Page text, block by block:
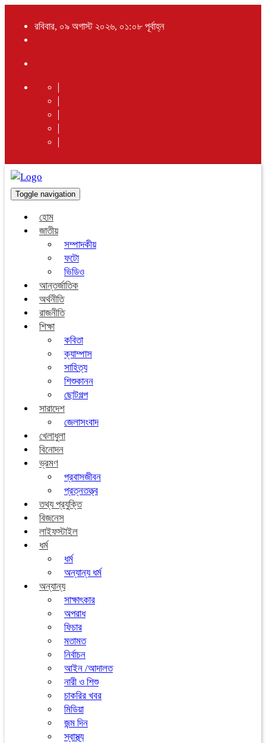
রবিবার, ০৯ অগাস্ট ২০২৬, ০১:০৮ পূর্বাহ্ন
Toggle navigation
হোম
জাতীয়
সম্পাদকীয়
ফটো
ভিডিও
আন্তর্জাতিক
অর্থনীতি
রাজনীতি
শিক্ষা
কবিতা
ক্যাম্পাস
সাহিত্য
শিশুকানন
ছোটগল্প
সারাদেশ
জেলাসংবাদ
খেলাধুলা
বিনোদন
ভ্রমণ
প্রবাসজীবন
প্রত্নতত্ত্ব
তথ্য প্রযুক্তি
বিজনেস
লাইফস্টাইল
ধর্ম
ধর্ম
অন্যান্য ধর্ম
অন্যান্য
সাক্ষাৎকার
অপরাধ
ফিচার
মতামত
নির্বাচন
আইন /আদালত
নারী ও শিশু
চাকরির খবর
মিডিয়া
জন্ম দিন
স্বাস্থ্য